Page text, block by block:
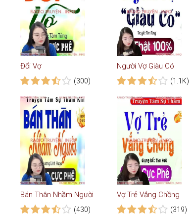
Đổi Vợ
(300)
Người Vợ Giàu Có
(1.1K)
Bán Thân Nhầm Người
(430)
Vợ Trẻ Vắng Chồng
(319)